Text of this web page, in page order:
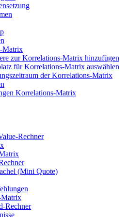
Matrix
zur Korrelations-Matrix hinzufügen
für Korrelations-Matrix auswählen
der Korrelations-Matrix
Korrelations-Matrix
Rechner
(Mini Quote)
Matrix
Rechner